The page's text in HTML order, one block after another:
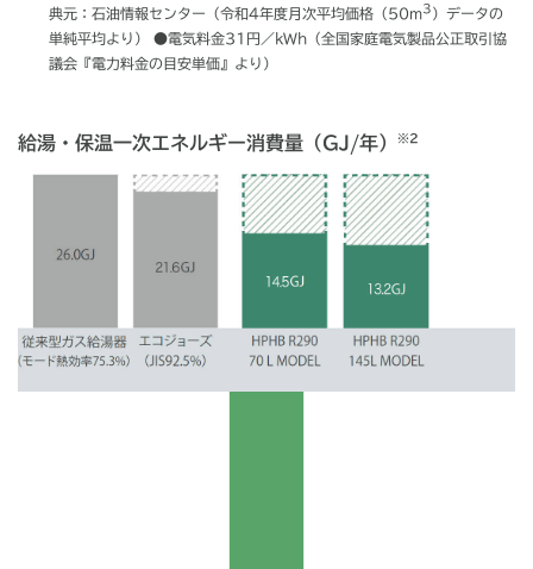
典元：石油情報センター（令和4年度月次平均価格（50m3 ）データの
単純平均より） ●電気料金31円／kWh（全国家庭電気製品公正取引協
議会『電力料金の目安単価』より）
給湯・保温一次エネルギー消費量（GJ/年） ※2